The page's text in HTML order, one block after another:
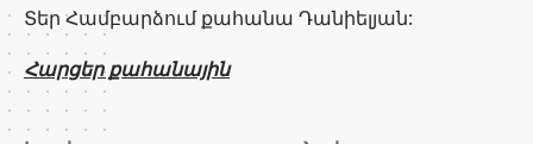
Տեր Համբարձում քահանա Դանիելյան:
Հարցեր քահանային